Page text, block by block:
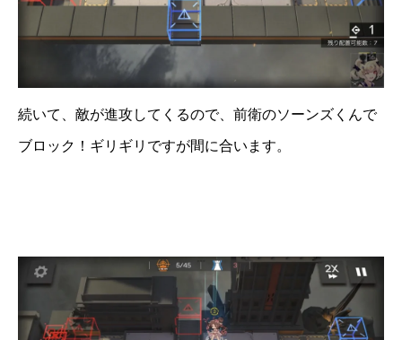
続いて、敵が進攻してくるので、前衛のソーンズくんで
ブロック！ギリギリですが間に合います。